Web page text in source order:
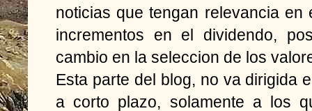
noticias que tengan relevancia
incrementos en el dividendo,
cambio en la seleccion de los
Esta parte del blog, no va dirigida
a corto plazo, solamente a los